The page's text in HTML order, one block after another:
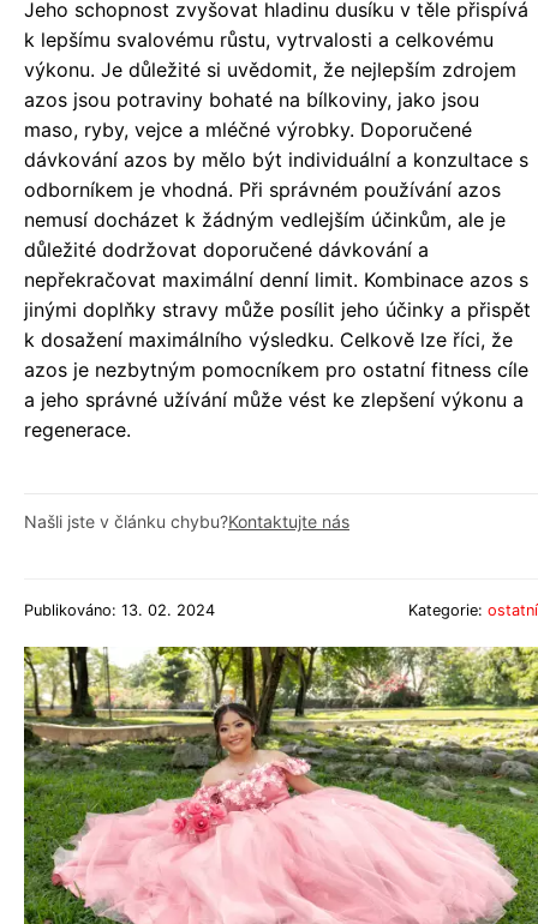
Jeho schopnost zvyšovat hladinu dusíku v těle přispívá
k lepšímu svalovému růstu, vytrvalosti a celkovému
výkonu. Je důležité si uvědomit, že nejlepším zdrojem
azos jsou potraviny bohaté na bílkoviny, jako jsou
maso, ryby, vejce a mléčné výrobky. Doporučené
dávkování azos by mělo být individuální a konzultace s
odborníkem je vhodná. Při správném používání azos
nemusí docházet k žádným vedlejším účinkům, ale je
důležité dodržovat doporučené dávkování a
nepřekračovat maximální denní limit. Kombinace azos s
jinými doplňky stravy může posílit jeho účinky a přispět
k dosažení maximálního výsledku. Celkově lze říci, že
azos je nezbytným pomocníkem pro ostatní fitness cíle
a jeho správné užívání může vést ke zlepšení výkonu a
regenerace.
Našli jste v článku chybu?Kontaktujte nás
Publikováno: 13. 02. 2024 Kategorie: ostatní